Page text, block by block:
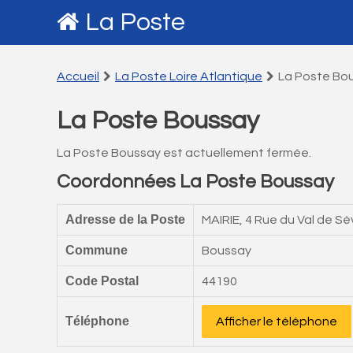
La Poste
Accueil La Poste Loire Atlantique La Poste
La Poste Boussay
La Poste Boussay est actuellement fermée.
Coordonnées La Poste Boussay
Adresse de la Poste MAIRIE, 4 Rue du Val de
Commune Boussay
Code Postal 44190
Téléphone Afficher le téléphone